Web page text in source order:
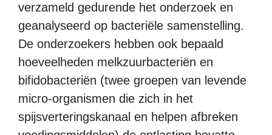
verzameld gedurende het onderzoek en
geanalyseerd op bacteriële samenstelling.
De onderzoekers hebben ook bepaald
hoeveelheden melkzuurbacteriën en
bifidobacteriën (twee groepen van levende
micro-organismen die zich in het
spijsverteringskanaal en helpen afbreken